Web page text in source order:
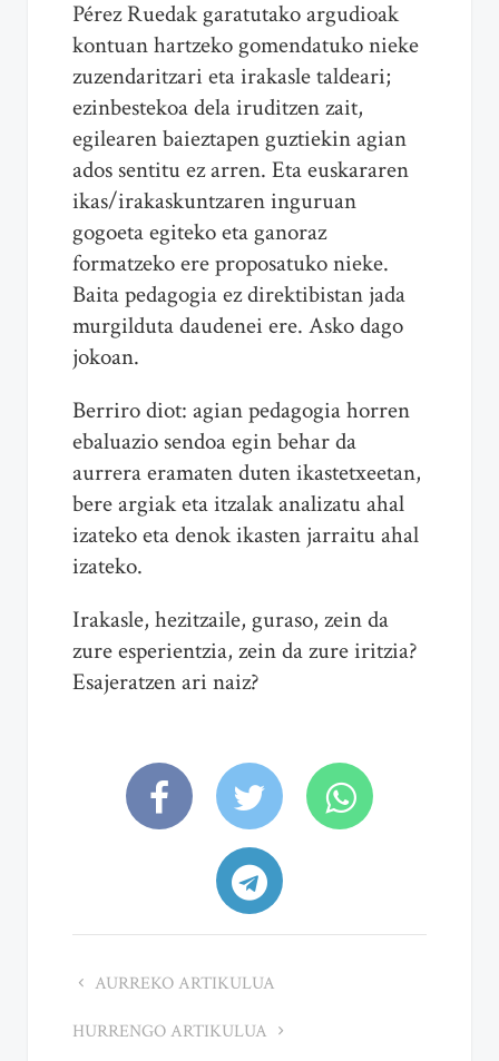
Pérez Ruedak garatutako argudioak
kontuan hartzeko gomendatuko nieke
zuzendaritzari eta irakasle taldeari;
ezinbestekoa dela iruditzen zait,
egilearen baieztapen guztiekin agian
ados sentitu ez arren. Eta euskararen
ikas/irakaskuntzaren inguruan
gogoeta egiteko eta ganoraz
formatzeko ere proposatuko nieke.
Baita pedagogia ez direktibistan jada
murgilduta daudenei ere. Asko dago
jokoan.
Berriro diot: agian pedagogia horren
ebaluazio sendoa egin behar da
aurrera eramaten duten ikastetxeetan,
bere argiak eta itzalak analizatu ahal
izateko eta denok ikasten jarraitu ahal
izateko.
Irakasle, hezitzaile, guraso, zein da
zure esperientzia, zein da zure iritzia?
Esajeratzen ari naiz?
AURREKO ARTIKULUA
HURRENGO ARTIKULUA